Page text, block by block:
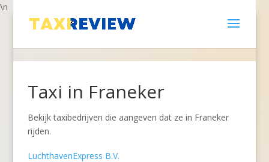
\n
Taxi in Franeker
Bekijk taxibedrijven die aangeven dat ze in Franeker
rijden.
LuchthavenExpress B.V.